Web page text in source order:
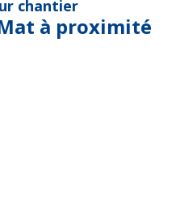
chantier
à proximité